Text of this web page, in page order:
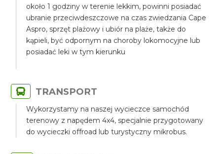
około 1 godziny w terenie lekkim, powinni posiadać
ubranie przeciwdeszczowe na czas zwiedzania Cape
Aspro, sprzęt plażowy i ubiór na plaże, także do
kąpieli, być odpornym na choroby lokomocyjne lub
posiadać leki w tym kierunku
TRANSPORT
Wykorzystamy na naszej wycieczce samochód
terenowy z napędem 4x4, specjalnie przygotowany
do wycieczki offroad lub turystyczny mikrobus.